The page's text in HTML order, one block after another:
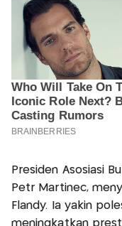
Presiden Asosiasi
Petr Martinec,
Flandy. Ia yakin
meningkatkan